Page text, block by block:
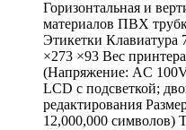
Горизонтальная и
материалов ПВХ
Этикетки Клавиатура
×273 ×93 Вес
(Напряжение: AC
LCD с подсветкой;
редактирования
12,000,000 символов)